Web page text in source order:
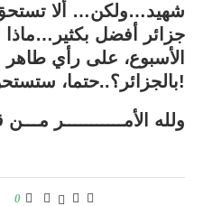
شهيد…ولكن… ألا تستحق
جزائر أفضل بكثير…ماذا
الأسبوع، على رأي طاهر
بالجزائر؟..حتما، ستستحون وتصمتون!
ولله الأمـــــــــــر
0